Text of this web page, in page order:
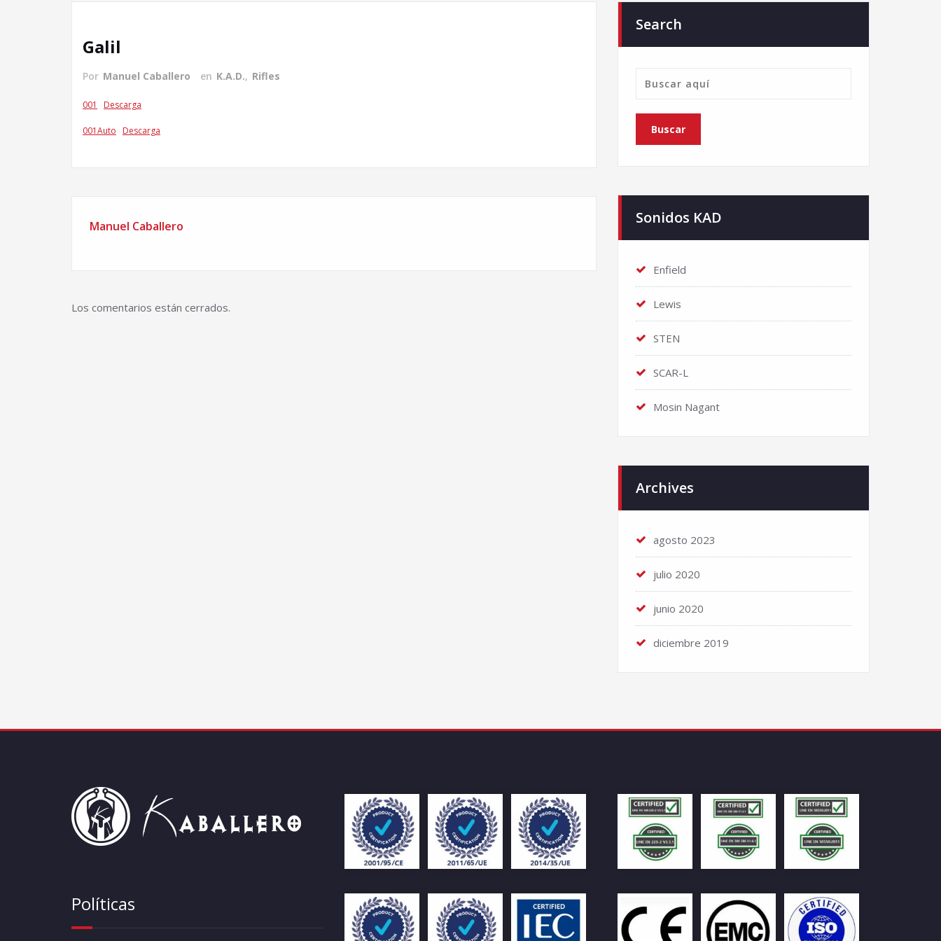
Galil
Por Manuel Caballero en K.A.D., Rifles
001 Descarga
001Auto Descarga
Manuel Caballero
Los comentarios están cerrados.
Search
Sonidos KAD
Enfield
Lewis
STEN
SCAR-L
Mosin Nagant
Archives
agosto 2023
julio 2020
junio 2020
diciembre 2019
Políticas